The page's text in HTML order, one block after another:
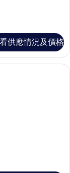
供應情況及價格
有線電視頻道、電視